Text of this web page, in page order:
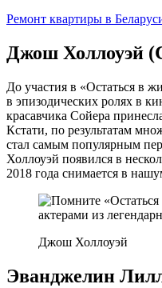
Ремонт квартиры в
Джош Холлоуэй
До участия в «Остаться в
в эпизодических ролях в
красавчика Сойера
Кстати, по результатам
стал самым популярным
Холлоуэй появился в
2018 года снимается в
Джош Холлоуэй
Эванджелин